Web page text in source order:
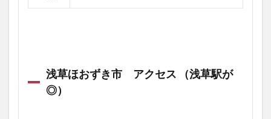
浅草ほおずき市 アクセス （浅草駅が
◎）